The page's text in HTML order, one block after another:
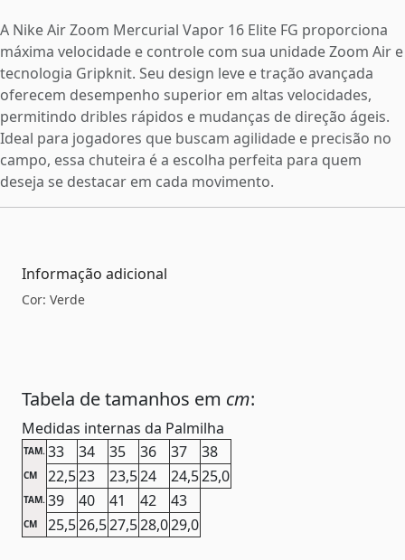
A Nike Air Zoom Mercurial Vapor 16 Elite FG proporciona
máxima velocidade e controle com sua unidade Zoom Air e
tecnologia Gripknit. Seu design leve e tração avançada
oferecem desempenho superior em altas velocidades,
permitindo dribles rápidos e mudanças de direção ágeis.
Ideal para jogadores que buscam agilidade e precisão no
campo, essa chuteira é a escolha perfeita para quem
deseja se destacar em cada movimento.
Informação adicional
Cor: Verde
Tabela de tamanhos em cm:
Medidas internas da Palmilha
TAM. 33 34 35 36 37 38
CM 22,523 23,524 24,525,0
TAM. 39 40 41 42 43
CM 25,526,527,528,029,0